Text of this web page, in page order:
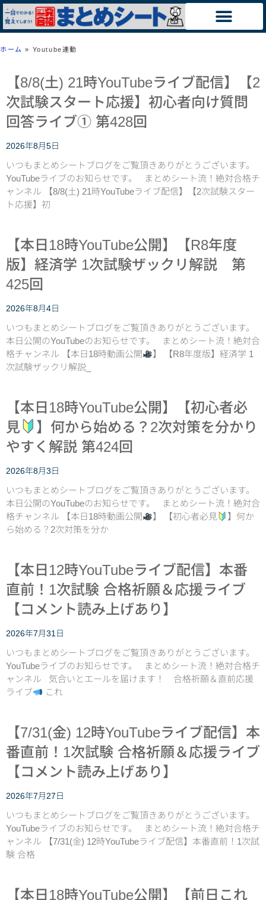
ホーム » Youtube連動
【8/8(土) 21時YouTubeライブ配信】【2
次試験スタート応援】初心者向け質問
回答ライブ① 第428回
2026年8月5日
いつもまとめシートブログをご覧頂きありがとうございます。
YouTubeライブのお知らせです。 まとめシート流！絶対合格チ
ャンネル 【8/8(土) 21時YouTubeライブ配信】【2次試験スター
ト応援】初
【本日18時YouTube公開】【R8年度
版】経済学 1次試験ザックリ解説 第
425回
2026年8月4日
いつもまとめシートブログをご覧頂きありがとうございます。
本日公開のYouTubeのお知らせです。 まとめシート流！絶対合
格チャンネル 【本日18時動画公開
】 【R8年度版】経済学 1
次試験ザックリ解説_
【本日18時YouTube公開】【初心者必
見
】何から始める？2次対策を分かり
やすく解説 第424回
2026年8月3日
いつもまとめシートブログをご覧頂きありがとうございます。
本日公開のYouTubeのお知らせです。 まとめシート流！絶対合
格チャンネル 【本日18時動画公開
】 【初心者必見
】何か
ら始める？2次対策を分か
【本日12時YouTubeライブ配信】本番
直前！1次試験 合格祈願＆応援ライブ
【コメント読み上げあり】
2026年7月31日
いつもまとめシートブログをご覧頂きありがとうございます。
YouTubeライブのお知らせです。 まとめシート流！絶対合格チ
ャンネル 気合いとエールを届けます！ 合格祈願＆直前応援
ライブ
これ
【7/31(金) 12時YouTubeライブ配信】本
番直前！1次試験 合格祈願＆応援ライブ
【コメント読み上げあり】
2026年7月27日
いつもまとめシートブログをご覧頂きありがとうございます。
YouTubeライブのお知らせです。 まとめシート流！絶対合格チ
ャンネル 【7/31(金) 12時YouTubeライブ配信】本番直前！1次試
験 合格
【本日18時YouTube公開】【前日これ